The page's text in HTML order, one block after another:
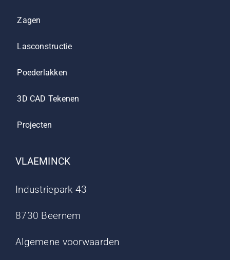
Zagen
Lasconstructie
Poederlakken
3D CAD Tekenen
Projecten
VLAEMINCK
Industriepark 43
8730 Beernem
Algemene voorwaarden